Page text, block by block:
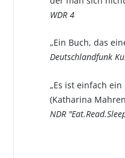
WDR 4
„Ein Buch, das
Deutschlandfunk
„Es ist einfach ein
(Katharina
NDR